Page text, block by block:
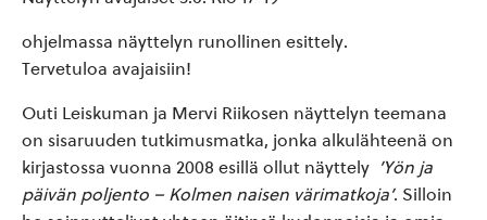
ohjelmassa näyttelyn runollinen esittely.
Tervetuloa avajaisiin!
Outi Leiskuman ja Mervi Riikosen näyttelyn teemana
on sisaruuden tutkimusmatka, jonka alkulähteenä on
kirjastossa vuonna 2008 esillä ollut näyttely ’Yön ja
päivän poljento – Kolmen naisen värimatkoja’. Silloin